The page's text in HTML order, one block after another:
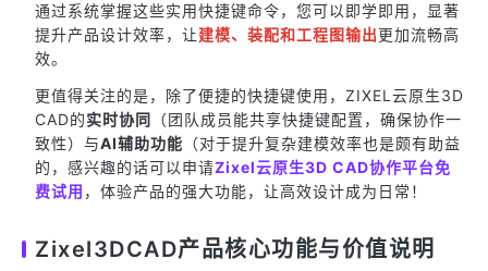
通过系统掌握这些实用快捷键命令，您可以即学即用，显著
提升产品设计效率，让建模、装配和工程图输出更加流畅高
效。
更值得关注的是，除了便捷的快捷键使用，ZIXEL云原生3D
CAD的实时协同 （团队成员能共享快捷键配置，确保协作一
致性）与AI辅助功能 （对于提升复杂建模效率也是颇有助益
的，感兴趣的话可以申请Zixel云原生3D CAD协作平台免
费试用 ，体验产品的强大功能，让高效设计成为日常！
Zixel3DCAD产品核心功能与价值说明